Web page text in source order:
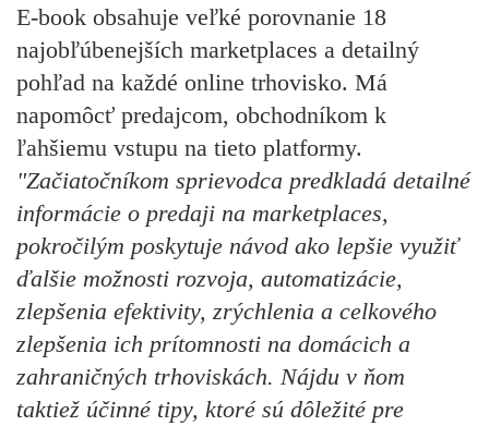
E-book obsahuje veľké porovnanie 18
najobľúbenejších marketplaces a detailný
pohľad na každé online trhovisko. Má
napomôcť predajcom, obchodníkom k
ľahšiemu vstupu na tieto platformy.
"Začiatočníkom sprievodca predkladá detailné
informácie o predaji na marketplaces,
pokročilým poskytuje návod ako lepšie využiť
ďalšie možnosti rozvoja, automatizácie,
zlepšenia efektivity, zrýchlenia a celkového
zlepšenia ich prítomnosti na domácich a
zahraničných trhoviskách. Nájdu v ňom
taktiež účinné tipy, ktoré sú dôležité pre